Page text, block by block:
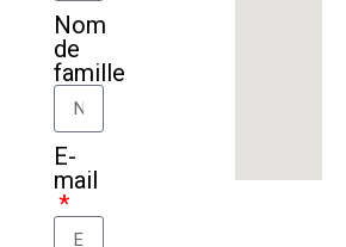
Nom
de
famille
E-
mail